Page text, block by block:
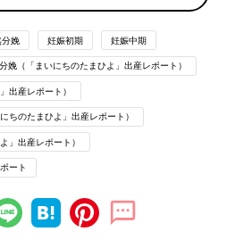
むらしいです。
は順調だけど子宮口が13時30分頃
で、早く産みたいと促進剤をお願
けど、促進剤投与してからの陣痛が
から叫び始める笑
かな？猛烈にいきみたくなり内診
娩台をセットして産む準備に。。
る度にいきんで、5セット目くらい
ました。
娩 妊娠初期 妊娠中期
娩（「まいにちのたまひよ」出産レポート）
出産レポート）
ちのたまひよ」出産レポート）
」出産レポート）
ート